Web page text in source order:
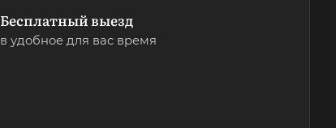
Бесплатный выезд
в удобное для вас время